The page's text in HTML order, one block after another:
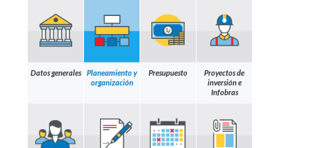
Datos generales
Planeamiento y
organización
Presupuesto
Proyectos de
inversión e
Infobras